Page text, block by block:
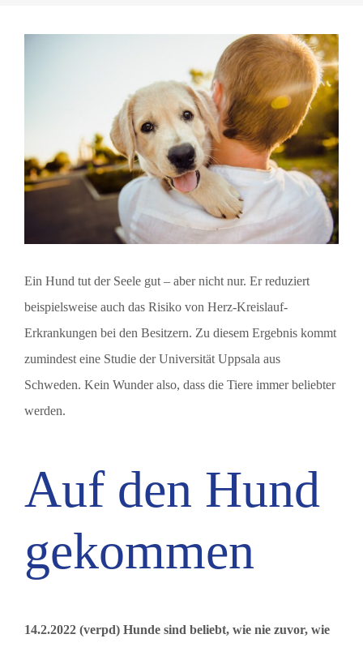
Ein Hund tut der Seele gut – aber nicht nur. Er reduziert
beispielsweise auch das Risiko von Herz-Kreislauf-
Erkrankungen bei den Besitzern. Zu diesem Ergebnis kommt
zumindest eine Studie der Universität Uppsala aus
Schweden. Kein Wunder also, dass die Tiere immer beliebter
werden.
Auf den Hund
gekommen
14.2.2022 (verpd) Hunde sind beliebt, wie nie zuvor, wie